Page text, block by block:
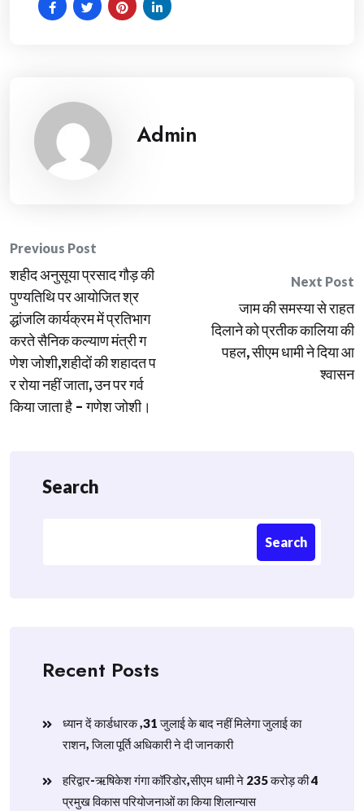
Admin
Post
navigation
Previous Post
शहीद अनुसूया प्रसाद गौड़ की
पुण्यतिथि पर आयोजित श्र
द्धांजलि कार्यक्रम में प्रतिभाग
करते सैनिक कल्याण मंत्री ग
णेश जोशी,शहीदों की शहादत प
र रोया नहीं जाता, उन पर गर्व
किया जाता है – गणेश जोशी।
Next Post
जाम की समस्या से राहत
दिलाने को प्रतीक कालिया की
पहल, सीएम धामी ने दिया आ
श्वासन
Search
Search
Recent Posts
ध्यान दें कार्डधारक ,31 जुलाई के बाद नहीं मिलेगा जुलाई का
राशन, जिला पूर्ति अधिकारी ने दी जानकारी
हरिद्वार-ऋषिकेश गंगा कॉरिडोर,सीएम धामी ने 235 करोड़ की 4
प्रमुख विकास परियोजनाओं का किया शिलान्यास